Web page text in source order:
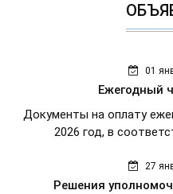
01
Ежегодный
Документы на оплату
2026 год, в
27
Решения